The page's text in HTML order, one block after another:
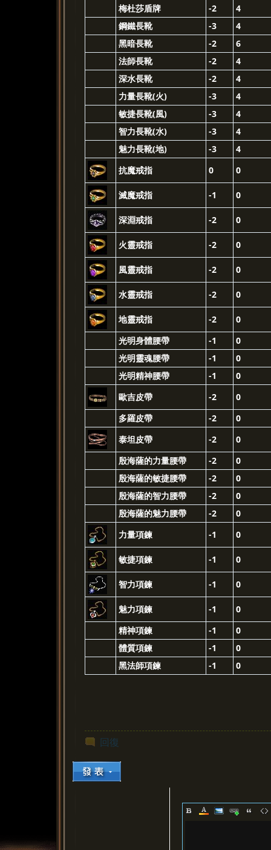
梅杜莎盾牌 -2
4
鋼鐵長靴
-3
4
黑暗長靴
-2
6
法師長靴
-2
4
深水長靴
-2
4
力量長靴(火)
-3
4
敏捷長靴(風)
-3
4
智力長靴(水)
-3
4
魅力長靴(地)
-3
4
抗魔戒指
0 0
滅魔戒指 -1 0
深淵戒指 -2 0
火靈戒指 -2 0
風靈戒指 -2 0
水靈戒指 -2 0
地靈戒指 -2
0
光明身體腰帶
-1
0
光明靈魂腰帶
-1
0
光明精神腰帶
-1
0
歐吉皮帶
-2
0
多羅皮帶
-2
0
泰坦皮帶
-2
0
殷海薩的力量腰帶
-2
0
殷海薩的敏捷腰帶
-2
0
殷海薩的智力腰帶
-2
0
殷海薩的魅力腰帶
-2
0
力量項鍊
-1 0
敏捷項鍊 -1 0
智力項鍊 -1 0
魅力項鍊 -1
0
精神項鍊
-1
0
體質項鍊
-1
0
黑法師項鍊
-1 0
回復